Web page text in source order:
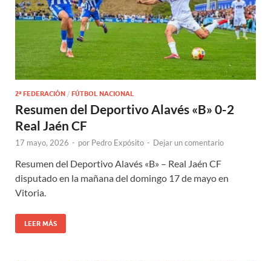
2ª FEDERACIÓN / FÚTBOL NACIONAL
Resumen del Deportivo Alavés «B» 0-2
Real Jaén CF
17 mayo, 2026 - por Pedro Expósito - Dejar un comentario
Resumen del Deportivo Alavés «B» – Real Jaén CF
disputado en la mañana del domingo 17 de mayo en
Vitoria.
LEER MÁS